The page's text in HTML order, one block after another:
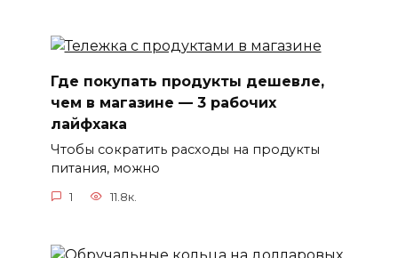
Где покупать продукты дешевле,
чем в магазине — 3 рабочих
лайфхака
Чтобы сократить расходы на продукты
питания, можно
1 11.8к.